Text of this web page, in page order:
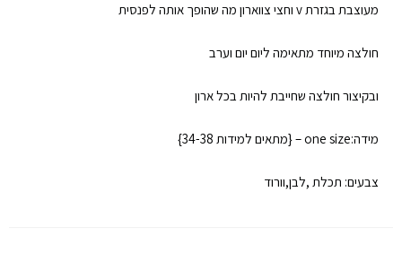
מעוצבת בגזרת v וחצי צווארון מה שהופך אותה לפנסית
חולצה מיוחד מתאימה ליום יום וערב
ובקיצור חולצה שחייבת להיות בכל ארון
מידה:one size – {מתאים למידות 34-38}
צבעים: תכלת ,לבן,וורוד